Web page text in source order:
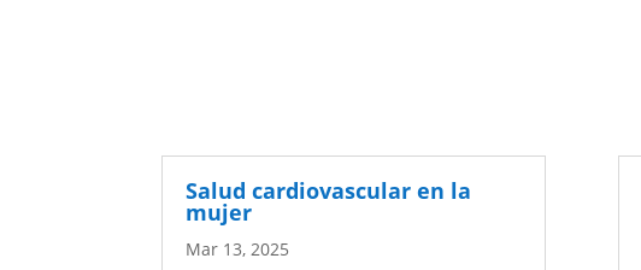
Salud cardiovascular en la
mujer
Mar 13, 2025